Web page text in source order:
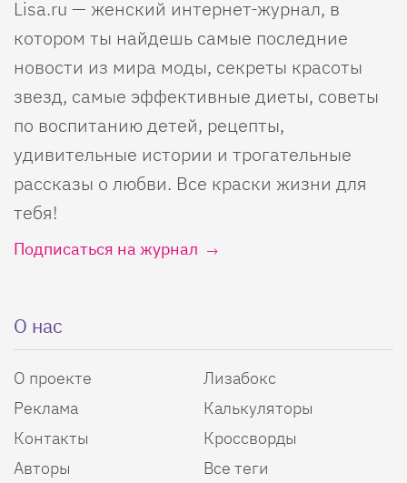
Lisa.ru — женский интернет-журнал, в
котором ты найдешь самые последние
новости из мира моды, секреты красоты
звезд, самые эффективные диеты, советы
по воспитанию детей, рецепты,
удивительные истории и трогательные
рассказы о любви. Все краски жизни для
тебя!
Подписаться на журнал
О нас
О проекте
Реклама
Контакты
Авторы
Лизабокс
Калькуляторы
Кроссворды
Все теги